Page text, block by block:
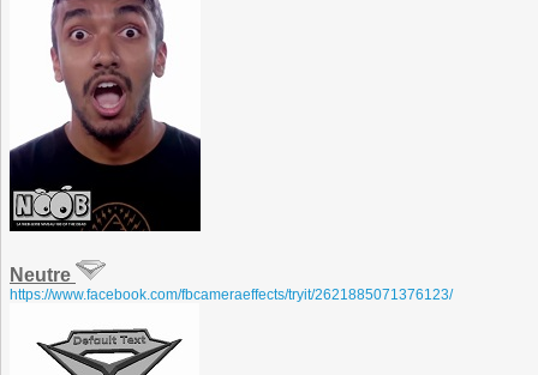
Neutre
https://www.facebook.com/fbcameraeffects/tryit/2621885071376123/